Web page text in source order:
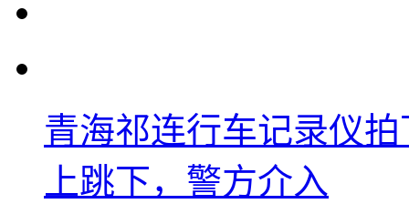
青海祁连行车记录仪
上跳下，警方介入